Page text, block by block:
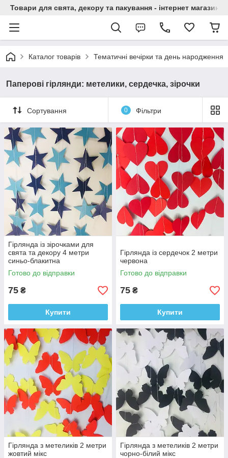
Товари для свята, декору та пакування - інтернет магазин
Каталог товарів Тематичні вечірки та день народження
Паперові гірлянди: метелики, сердечка, зірочки
Сортування 0 Фільтри
Гірлянда із зірочками для
свята та декору 4 метри
синьо-блакитна
Готово до відправки
75 ₴
Купити
Гірлянда із сердечок 2 метри
червона
Готово до відправки
75 ₴
Купити
Гірлянда з метеликів 2 метри
жовтий мікс
Гірлянда з метеликів 2 метри
чорно-білий мікс